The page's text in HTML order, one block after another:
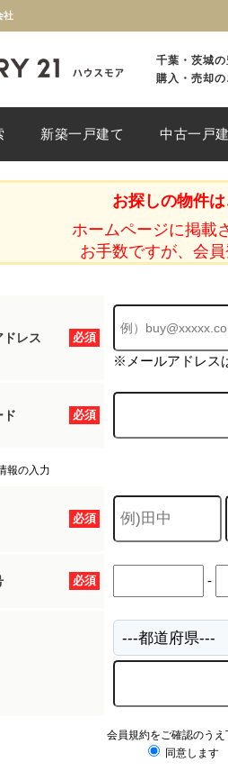
社
千葉・茨城の
購入・売却
新築一戸建て 中古一戸
お探しの物件
ホームページに掲載
お手数ですが、会
必須
ドレス
※メールアドレス
必須
ド
報の入力
必須
必須 -
会員規約をご確認のうえ
同意します